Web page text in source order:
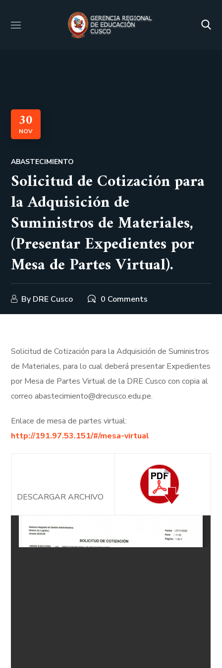
30
NOV
ABASTECIMIENTO
Solicitud de Cotización para
la Adquisición de
Suministros de Materiales,
(Presentar Expedientes por
Mesa de Partes Virtual).
By DRE Cusco 0 Comments
Solicitud de Cotización para la Adquisición de Suministros
de Materiales, para lo cual deberá presentar Expedientes
por Mesa de Partes Virtual de la DRE Cusco con copia al
correo abastecimiento@drecusco.edu.pe.
Enlace de mesa de partes virtual:
http://191.97.53.151/#/mesa-virtual
DESCARGAR ARCHIVO